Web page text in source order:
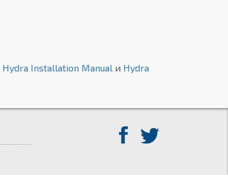
Hydra Installation Manual и Hydra